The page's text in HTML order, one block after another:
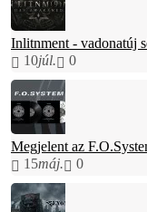
Inlitnment - vadonatúj
10júl. 0
Megjelent az
15máj. 0